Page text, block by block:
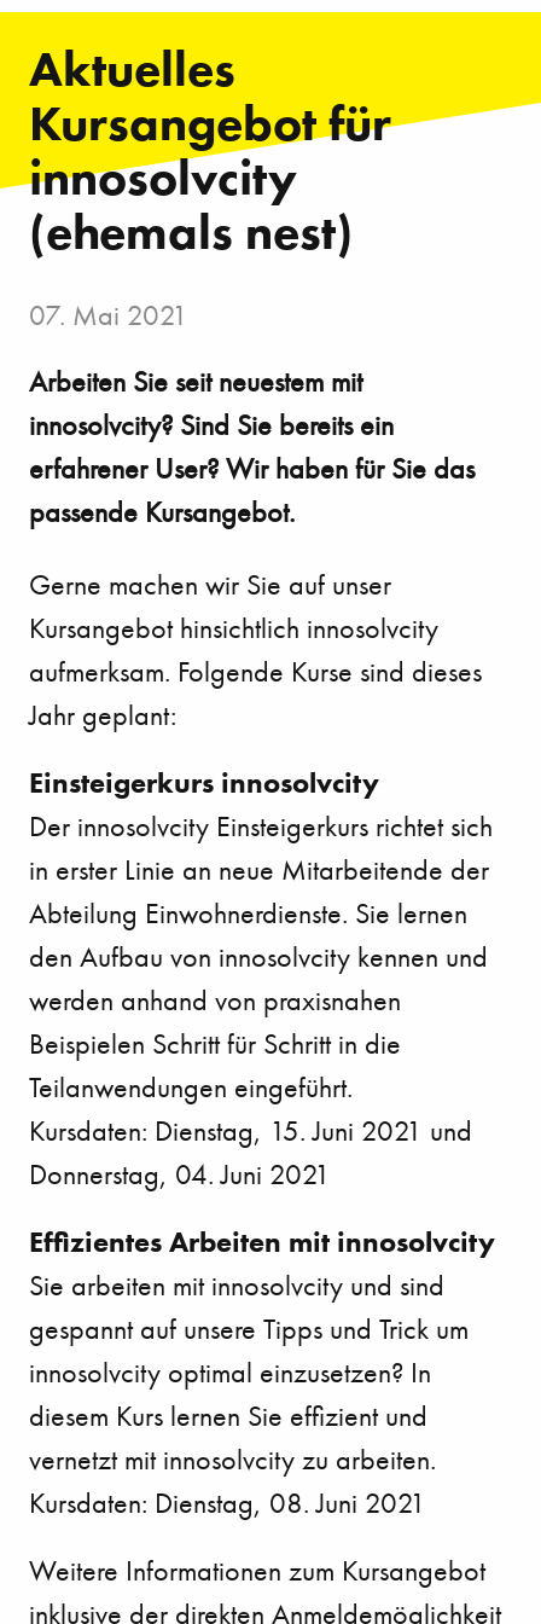
Aktuelles
Kursangebot für
innosolvcity
(ehemals nest)
07. Mai 2021
Arbeiten Sie seit neuestem mit
innosolvcity? Sind Sie bereits ein
erfahrener User? Wir haben für Sie das
passende Kursangebot.
Gerne machen wir Sie auf unser
Kursangebot hinsichtlich innosolvcity
aufmerksam. Folgende Kurse sind dieses
Jahr geplant:
Einsteigerkurs innosolvcity
Der innosolvcity Einsteigerkurs richtet sich
in erster Linie an neue Mitarbeitende der
Abteilung Einwohnerdienste. Sie lernen
den Aufbau von innosolvcity kennen und
werden anhand von praxisnahen
Beispielen Schritt für Schritt in die
Teilanwendungen eingeführt.
Kursdaten: Dienstag, 15. Juni 2021 und
Donnerstag, 04. Juni 2021
Effizientes Arbeiten mit innosolvcity
Sie arbeiten mit innosolvcity und sind
gespannt auf unsere Tipps und Trick um
innosolvcity optimal einzusetzen? In
diesem Kurs lernen Sie effizient und
vernetzt mit innosolvcity zu arbeiten.
Kursdaten: Dienstag, 08. Juni 2021
Weitere Informationen zum Kursangebot
inklusive der direkten Anmeldemöglichkeit